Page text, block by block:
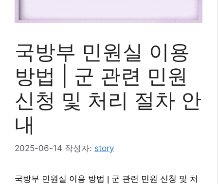
국방부 민원실 이용
방법 | 군 관련 민원
신청 및 처리 절차 안
내
2025-06-14 작성자: story
국방부 민원실 이용 방법 | 군 관련 민원 신청 및 처